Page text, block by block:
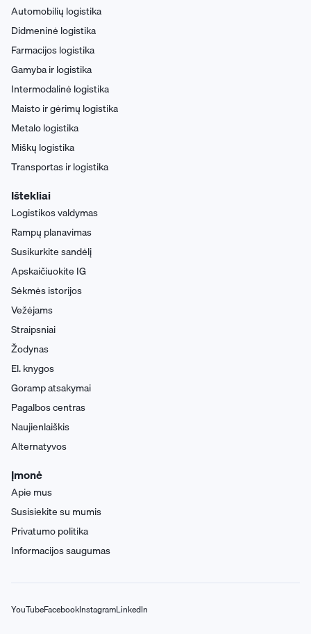
Automobilių logistika
Didmeninė logistika
Farmacijos logistika
Gamyba ir logistika
Intermodalinė logistika
Maisto ir gėrimų logistika
Metalo logistika
Miškų logistika
Transportas ir logistika
Ištekliai
Logistikos valdymas
Rampų planavimas
Susikurkite sandėlį
Apskaičiuokite IG
Sėkmės istorijos
Vežėjams
Straipsniai
Žodynas
El. knygos
Goramp atsakymai
Pagalbos centras
Naujienlaiškis
Alternatyvos
Įmonė
Apie mus
Susisiekite su mumis
Privatumo politika
Informacijos saugumas
YouTubeFacebookInstagramLinkedIn